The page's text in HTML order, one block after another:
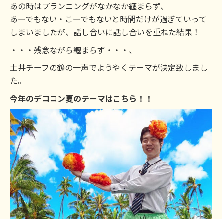
あの時はプランニングがなかなか纏まらず、
あーでもない・こーでもないと時間だけが過ぎていって
しまいましたが、話し合いに話し合いを重ねた結果！
・・・残念ながら纏まらず・・・、
土井チーフの鶴の一声でようやくテーマが決定致しまし
た。
今年のデココン夏のテーマはこちら！！